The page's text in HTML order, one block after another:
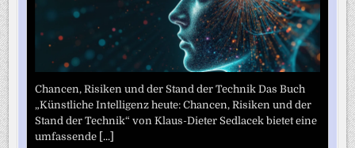
Chancen, Risiken und der Stand der Technik Das Buch
„Künstliche Intelligenz heute: Chancen, Risiken und der
Stand der Technik“ von Klaus-Dieter Sedlacek bietet eine
umfassende [...]